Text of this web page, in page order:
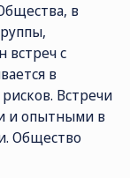
в
встреч с
в
Встречи
и опытными в
Общество